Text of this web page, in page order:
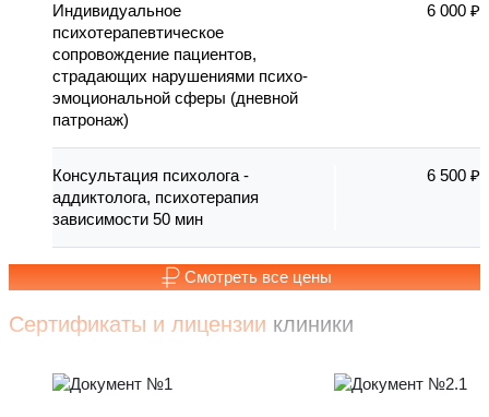
Индивидуальное
психотерапевтическое
сопровождение пациентов,
страдающих нарушениями психо-
эмоциональной сферы (дневной
патронаж)
6 000 ₽
Консультация психолога -
аддиктолога, психотерапия
зависимости 50 мин
6 500 ₽
Смотреть все цены
Сертификаты и лицензии клиники